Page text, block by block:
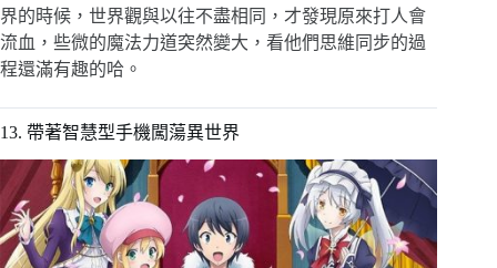
界的時候，世界觀與以往不盡相同，才發現原來打人會
流血，些微的魔法力道突然變大，看他們思維同步的過
程還滿有趣的哈。
13. 帶著智慧型手機闖蕩異世界